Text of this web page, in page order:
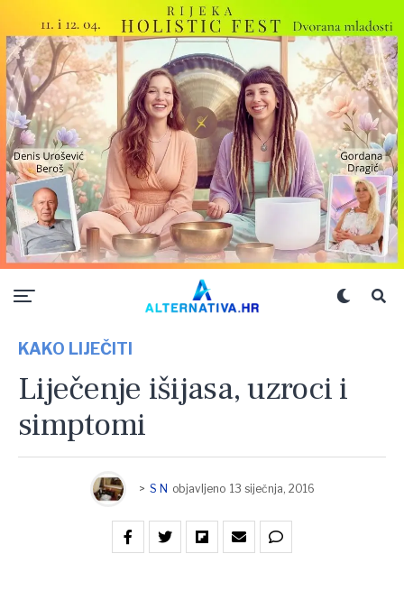
KAKO LIJEČITI
Liječenje išijasa, uzroci i
simptomi
> S N objavljeno 13 siječnja, 2016